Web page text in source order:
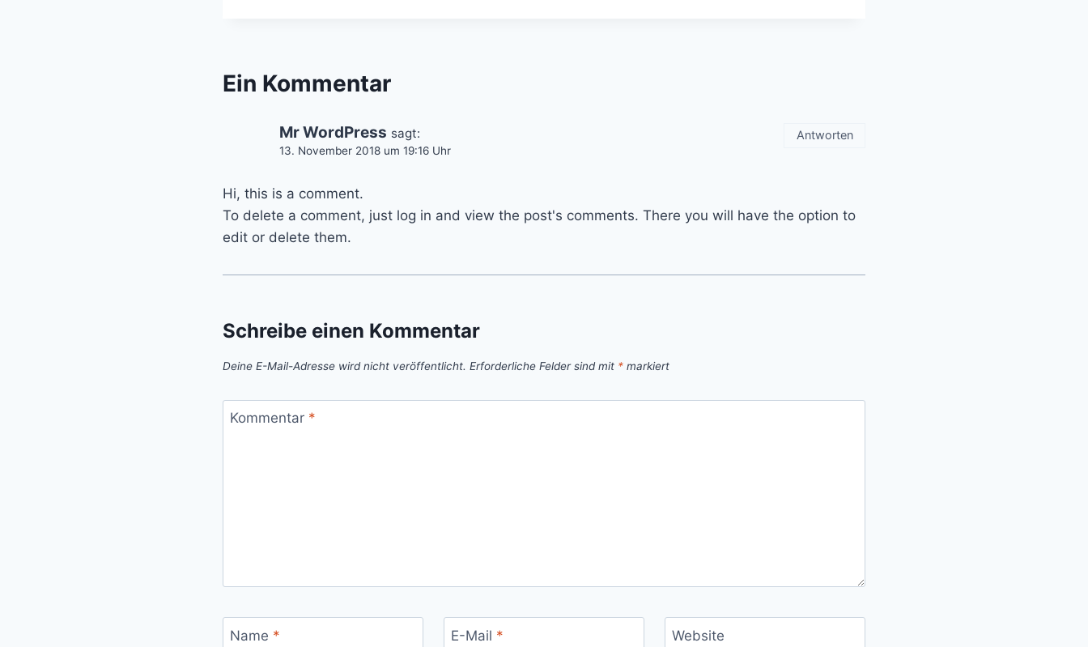
Ein Kommentar
Mr WordPress sagt:
13. November 2018 um 19:16 Uhr
Hi, this is a comment.
To delete a comment, just log in and view the post's comments. There you will have the option to
edit or delete them.
Antworten
Schreibe einen Kommentar
Deine E-Mail-Adresse wird nicht veröffentlicht. Erforderliche Felder sind mit * markiert
Kommentar *
Name * E-Mail * Website